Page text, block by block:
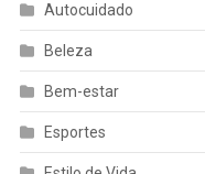
Autocuidado
Beleza
Bem-estar
Esportes